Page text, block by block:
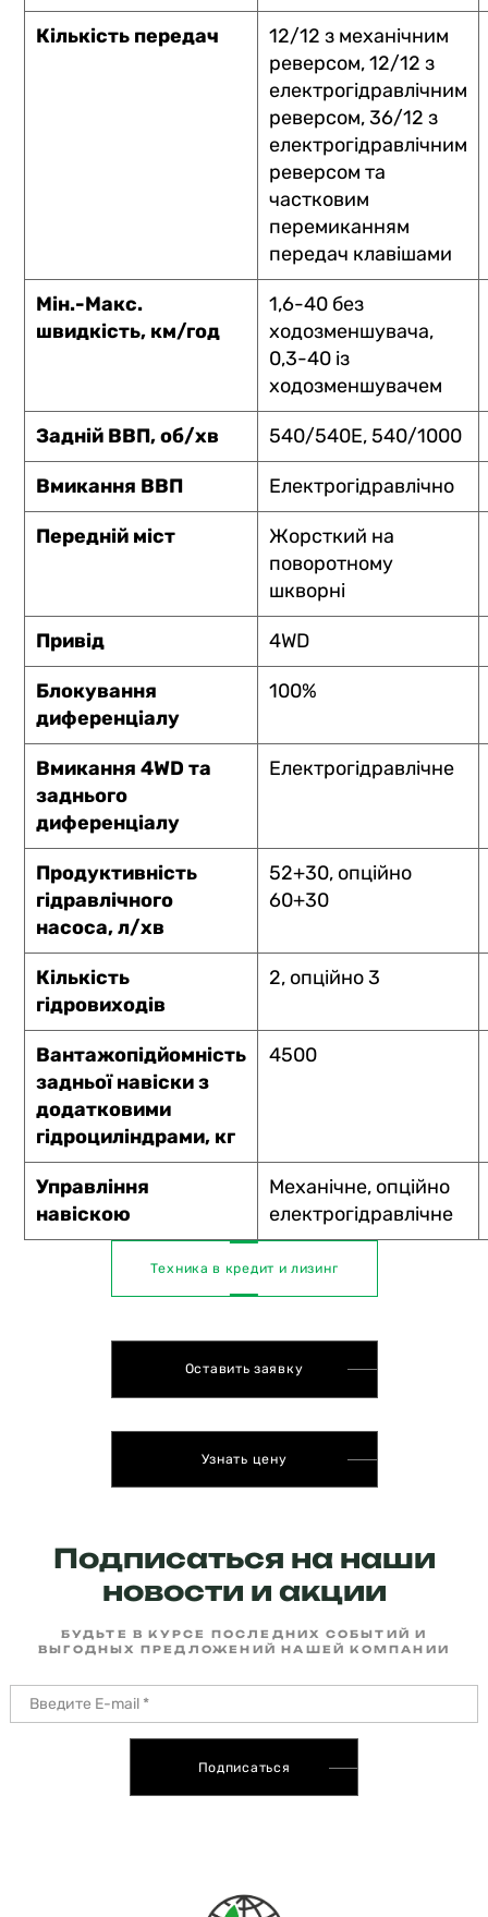
Кількість передач
12/12 з механічним
реверсом, 12/12 з
електрогідравлічним
реверсом, 36/12 з
електрогідравлічним
реверсом та
частковим
перемиканням
передач клавішами
Мін.-Макс.
швидкість, км/год
1,6-40 без
ходозменшувача,
0,3-40 із
ходозменшувачем
Задній ВВП, об/хв 540/540E, 540/1000
Вмикання ВВП Електрогідравлічно
Передній міст
Жорсткий на
поворотному
шкворні
Привід 4WD
Блокування
диференціалу
100%
Вмикання 4WD та
заднього
диференціалу
Електрогідравлічне
Продуктивність
гідравлічного
насоса, л/хв
52+30, опційно
60+30
Кількість
гідровиходів
2, опційно 3
Вантажопідйомність
задньої навіски з
додатковими
гідроциліндрами, кг
4500
Управління
навіскою
Механічне, опційно
електрогідравлічне
Оставить заявку
Узнать цену
Техника в кредит и лизинг
Подписаться на наши
новости и акции
БУДЬТЕ В КУРСЕ ПОСЛЕДНИХ СОБЫТИЙ И
ВЫГОДНЫХ ПРЕДЛОЖЕНИЙ НАШЕЙ КОМПАНИИ
Подписаться